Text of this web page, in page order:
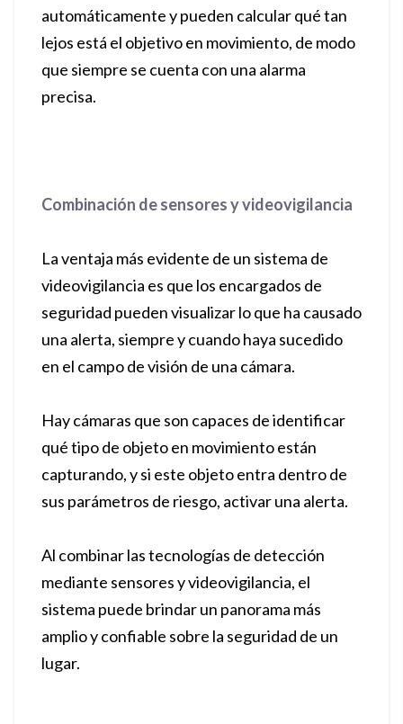
automáticamente y pueden calcular qué tan
lejos está el objetivo en movimiento, de modo
que siempre se cuenta con una alarma
precisa.
Combinación de sensores y videovigilancia
La ventaja más evidente de un sistema de
videovigilancia es que los encargados de
seguridad pueden visualizar lo que ha causado
una alerta, siempre y cuando haya sucedido
en el campo de visión de una cámara.
Hay cámaras que son capaces de identificar
qué tipo de objeto en movimiento están
capturando, y si este objeto entra dentro de
sus parámetros de riesgo, activar una alerta.
Al combinar las tecnologías de detección
mediante sensores y videovigilancia, el
sistema puede brindar un panorama más
amplio y confiable sobre la seguridad de un
lugar.